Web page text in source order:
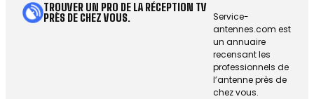
TROUVER UN PRO DE LA RÉCEPTION TV
PRÈS DE CHEZ VOUS.
Service-
antennes.com est
un annuaire
recensant les
professionnels de
l’antenne près de
chez vous.